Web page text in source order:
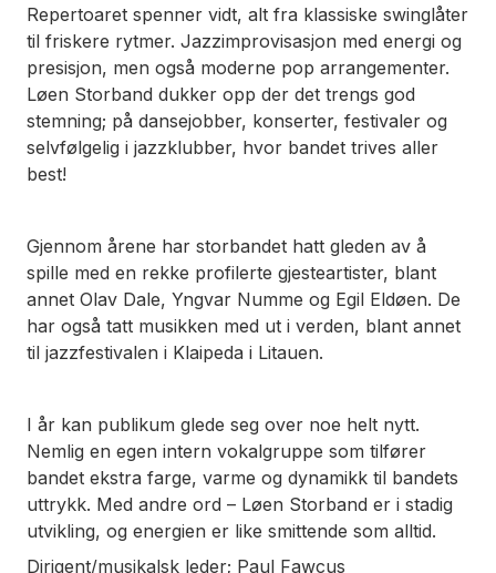
Repertoaret spenner vidt, alt fra klassiske swinglåter
til friskere rytmer. Jazzimprovisasjon med energi og
presisjon, men også moderne pop arrangementer.
Løen Storband dukker opp der det trengs god
stemning; på dansejobber, konserter, festivaler og
selvfølgelig i jazzklubber, hvor bandet trives aller
best!
Gjennom årene har storbandet hatt gleden av å
spille med en rekke profilerte gjesteartister, blant
annet Olav Dale, Yngvar Numme og Egil Eldøen. De
har også tatt musikken med ut i verden, blant annet
til jazzfestivalen i Klaipeda i Litauen.
I år kan publikum glede seg over noe helt nytt.
Nemlig en egen intern vokalgruppe som tilfører
bandet ekstra farge, varme og dynamikk til bandets
uttrykk. Med andre ord – Løen Storband er i stadig
utvikling, og energien er like smittende som alltid.
Dirigent/musikalsk leder; Paul Fawcus